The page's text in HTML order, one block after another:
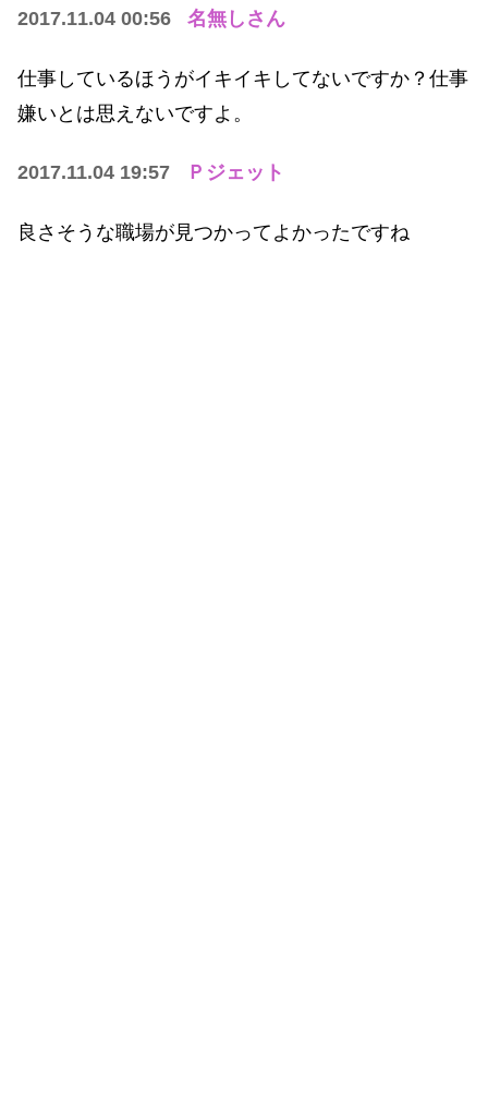
2017.11.04 00:56 名無しさん
仕事しているほうがイキイキしてないですか？仕事
嫌いとは思えないですよ。
2017.11.04 19:57 Ｐジェット
良さそうな職場が見つかってよかったですね